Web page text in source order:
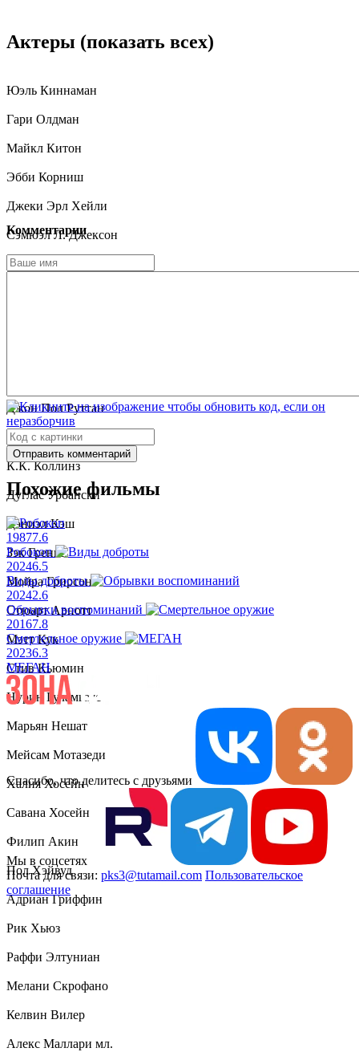
Актеры (показать всех)
Юэль Киннаман
Гари Олдман
Майкл Китон
Эбби Корниш
Джеки Эрл Хейли
Сэмюэл Л. Джексон
Майкл Кеннет Уильямс
Джон Пол Руттан
Патрик Гэрроу
К.К. Коллинз
Дуглас Урбански
Дэниэл Кэш
Зэк Гренье
Мойра Грирсон
Стюарт Арнотт
Мэтт Кук
Стив Кьюмин
Нурин Гуламгаус
Марьян Нешат
Мейсам Мотазеди
Халия Хосейн
Савана Хосейн
Филип Акин
Пол Хэйвуд
Адриан Гриффин
Рик Хьюз
Раффи Элтуниан
Мелани Скрофано
Келвин Вилер
Алекс Маллари мл.
Комментарии
Отправить комментарий
Похожие фильмы
19877.6
Робокоп
20246.5
Виды доброты
20242.6
Обрывки воспоминаний
20167.8
Смертельное оружие
20236.3
МЕГАН
Спасибо, что делитесь с друзьями
Мы в соцсетях
Почта для связи: pks3@tutamail.com Пользовательское
соглашение